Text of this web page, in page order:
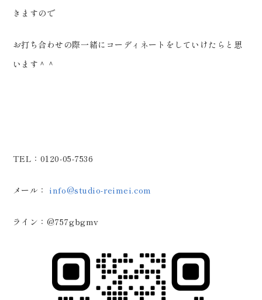
きますので
お打ち合わせの際一緒にコーディネートをしていけたらと思
います＾＾
TEL：0120-05-7536
メール： info@studio-reimei.com
ライン：@757gbgmv